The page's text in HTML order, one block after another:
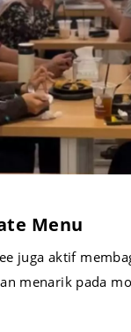
Menu
juga aktif
menarik pada